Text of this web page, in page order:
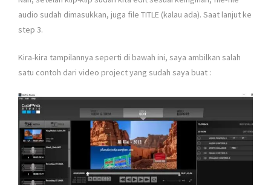
audio sudah dimasukkan, juga file TITLE (kalau ada). Saat lanjut ke
step 3.
Kira-kira tampilannya seperti di bawah ini, saya ambilkan salah
satu contoh dari video project yang sudah saya buat :